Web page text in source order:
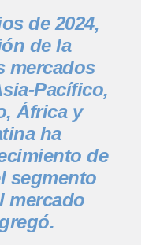
de 2024,
de la
mercados
Pacífico,
África y
ha
de
segmento
mercado